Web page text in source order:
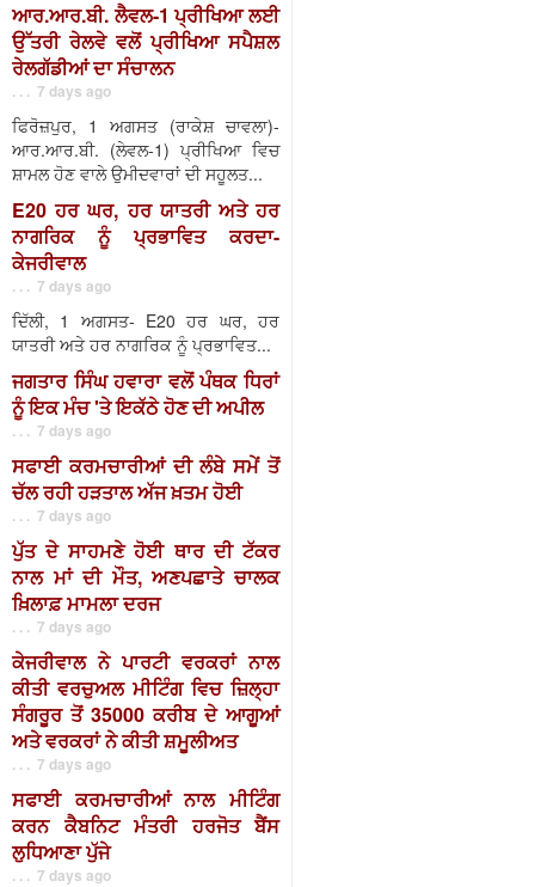
ਆਰ.ਆਰ.ਬੀ. ਲੈਵਲ-1 ਪ੍ਰੀਖਿਆ ਲਈ
ਉੱਤਰੀ ਰੇਲਵੇ ਵਲੋਂ ਪ੍ਰੀਖਿਆ ਸਪੈਸ਼ਲ
ਰੇਲਗੱਡੀਆਂ ਦਾ ਸੰਚਾਲਨ
. . . 7 days ago
ਫਿਰੋਜ਼ਪੁਰ, 1 ਅਗਸਤ (ਰਾਕੇਸ਼ ਚਾਵਲਾ)-
ਆਰ.ਆਰ.ਬੀ. (ਲੇਵਲ-1) ਪ੍ਰੀਖਿਆ ਵਿਚ
ਸ਼ਾਮਲ ਹੋਣ ਵਾਲੇ ਉਮੀਦਵਾਰਾਂ ਦੀ ਸਹੂਲਤ...
E20 ਹਰ ਘਰ, ਹਰ ਯਾਤਰੀ ਅਤੇ ਹਰ
ਨਾਗਰਿਕ ਨੂੰ ਪ੍ਰਭਾਵਿਤ ਕਰਦਾ-
ਕੇਜਰੀਵਾਲ
. . . 7 days ago
ਦਿੱਲੀ, 1 ਅਗਸਤ- E20 ਹਰ ਘਰ, ਹਰ
ਯਾਤਰੀ ਅਤੇ ਹਰ ਨਾਗਰਿਕ ਨੂੰ ਪ੍ਰਭਾਵਿਤ...
ਜਗਤਾਰ ਸਿੰਘ ਹਵਾਰਾ ਵਲੋਂ ਪੰਥਕ ਧਿਰਾਂ
ਨੂੰ ਇਕ ਮੰਚ 'ਤੇ ਇਕੱਠੇ ਹੋਣ ਦੀ ਅਪੀਲ
. . . 7 days ago
ਸਫਾਈ ਕਰਮਚਾਰੀਆਂ ਦੀ ਲੰਬੇ ਸਮੇਂ ਤੋਂ
ਚੱਲ ਰਹੀ ਹੜਤਾਲ ਅੱਜ ਖ਼ਤਮ ਹੋਈ
. . . 7 days ago
ਪੁੱਤ ਦੇ ਸਾਹਮਣੇ ਹੋਈ ਥਾਰ ਦੀ ਟੱਕਰ
ਨਾਲ ਮਾਂ ਦੀ ਮੌਤ, ਅਣਪਛਾਤੇ ਚਾਲਕ
ਖ਼ਿਲਾਫ਼ ਮਾਮਲਾ ਦਰਜ
. . . 7 days ago
ਕੇਜਰੀਵਾਲ ਨੇ ਪਾਰਟੀ ਵਰਕਰਾਂ ਨਾਲ
ਕੀਤੀ ਵਰਚੁਅਲ ਮੀਟਿੰਗ ਵਿਚ ਜ਼ਿਲ੍ਹਾ
ਸੰਗਰੂਰ ਤੋਂ 35000 ਕਰੀਬ ਦੇ ਆਗੂਆਂ
ਅਤੇ ਵਰਕਰਾਂ ਨੇ ਕੀਤੀ ਸ਼ਮੂਲੀਅਤ
. . . 7 days ago
ਸਫਾਈ ਕਰਮਚਾਰੀਆਂ ਨਾਲ ਮੀਟਿੰਗ
ਕਰਨ ਕੈਬਨਿਟ ਮੰਤਰੀ ਹਰਜੋਤ ਬੈਂਸ
ਲੁਧਿਆਣਾ ਪੁੱਜੇ
. . . 7 days ago